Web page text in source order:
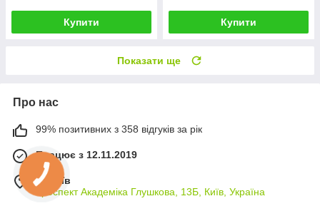
Купити Купити
Показати ще
Про нас
99% позитивних з 358 відгуків за рік
Працює з 12.11.2019
м. Київ
проспект Академіка Глушкова, 13Б, Київ, Україна